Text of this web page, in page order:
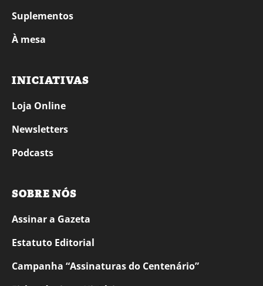
Suplementos
À mesa
INICIATIVAS
Loja Online
Newsletters
Podcasts
SOBRE NÓS
Assinar a Gazeta
Estatuto Editorial
Campanha “Assinaturas do Centenário”